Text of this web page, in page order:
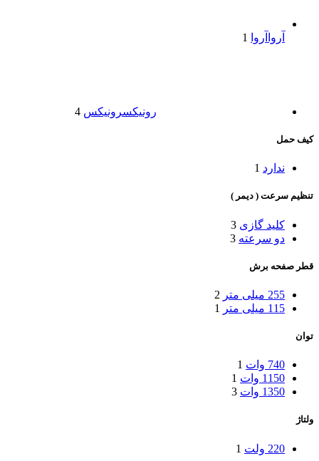
آروا آروا 1
رونیکسرونیکس 4
کیف حمل
ندارد 1
تنظیم سرعت ( دیمر )
کلید گازی 3
دو سرعته 3
قطر صفحه برش
255 میلی متر
2
115 میلی متر
1
توان
740 وات
1
1150 وات
1
1350 وات
3
ولتاژ
220 ولت 1